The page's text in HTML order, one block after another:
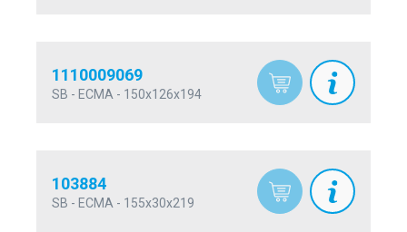
1110009069
SB - ECMA - 150x126x194
103884
SB - ECMA - 155x30x219